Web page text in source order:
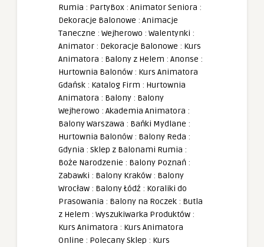
Rumia : PartyBox : Animator Seniora :
Dekoracje Balonowe : Animacje
Taneczne : Wejherowo : Walentynki :
Animator : Dekoracje Balonowe : Kurs
Animatora : Balony z Helem : Anonse :
Hurtownia Balonów : Kurs Animatora
Gdańsk : Katalog Firm : Hurtownia
Animatora : Balony : Balony
Wejherowo : Akademia Animatora :
Balony Warszawa : Bańki Mydlane :
Hurtownia Balonów : Balony Reda :
Gdynia : Sklep z Balonami Rumia :
Boże Narodzenie : Balony Poznań :
Zabawki : Balony Kraków : Balony
Wrocław : Balony Łódź : Koraliki do
Prasowania : Balony na Roczek : Butla
z Helem : Wyszukiwarka Produktów :
Kurs Animatora : Kurs Animatora
Online : Polecany Sklep : Kurs